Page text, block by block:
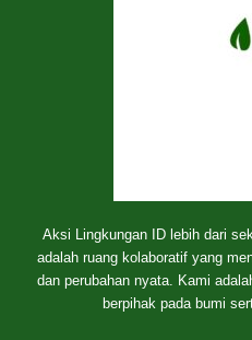
Aksi Lingkungan ID lebih dari
adalah ruang kolaboratif yang
dan perubahan nyata. Kami
berpihak pada bumi